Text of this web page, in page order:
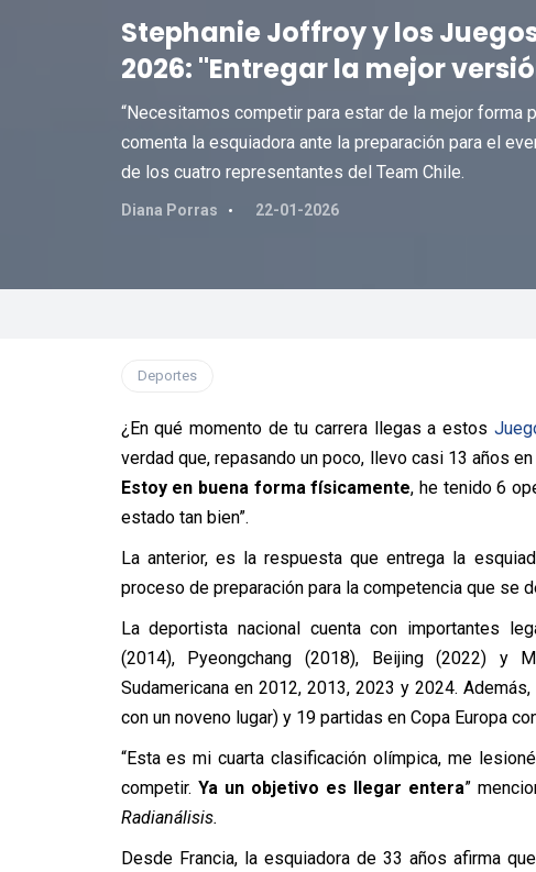
Stephanie Joffroy y los
2026: "Entregar la mejor
“Necesitamos competir para estar de la mejor
comenta la esquiadora ante la preparación para el
de los cuatro representantes del Team Chile.
Diana Porras 22-01-2026
Deportes
¿En qué momento de tu carrera llegas a estos
verdad que, repasando un poco, llevo casi 13 años
Estoy en buena forma físicamente, he tenido 6
estado tan bien”.
La anterior, es la respuesta que entrega la
proceso de preparación para la competencia que se
La deportista nacional cuenta con importantes
(2014), Pyeongchang (2018), Beijing (2022) y
Sudamericana en 2012, 2013, 2023 y 2024.
con un noveno lugar) y 19 partidas en Copa Europa
“Esta es mi cuarta clasificación olímpica, me
competir. Ya un objetivo es llegar entera”
Radianálisis.
Desde Francia, la esquiadora de 33 años afirma